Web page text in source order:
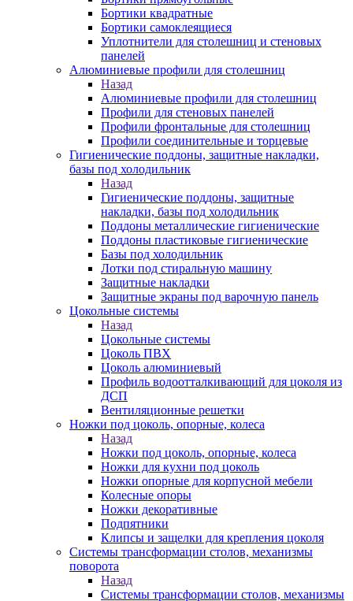
Бортики квадратные
Бортики самоклеящиеся
Уплотнители для столешниц и стеновых
панелей
Алюминиевые профили для столешниц
Назад
Алюминиевые профили для столешниц
Профили для стеновых панелей
Профили фронтальные для столешниц
Профили соединительные и торцевые
Гигиенические поддоны, защитные накладки,
базы под холодильник
Назад
Гигиенические поддоны, защитные
накладки, базы под холодильник
Поддоны металлические гигиенические
Поддоны пластиковые гигиенические
Базы под холодильник
Лотки под стиральную машину
Защитные накладки
Защитные экраны под варочную панель
Цокольные системы
Назад
Цокольные системы
Цоколь ПВХ
Цоколь алюминиевый
Профиль водоотталкивающий для цоколя из
ДСП
Вентиляционные решетки
Ножки под цоколь, опорные, колеса
Назад
Ножки под цоколь, опорные, колеса
Ножки для кухни под цоколь
Ножки опорные для корпусной мебели
Колесные опоры
Ножки декоративные
Подпятники
Клипсы и защелки для крепления цоколя
Системы трансформации столов, механизмы
поворота
Назад
Системы трансформации столов, механизмы